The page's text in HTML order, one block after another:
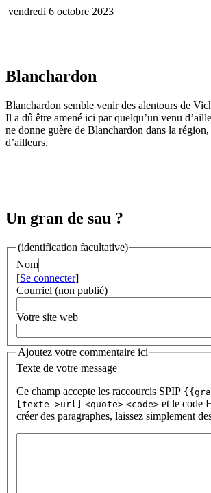
vendredi 6 octobre 2023
Blanchardon
Blanchardon semble venir des alentours de
Il a dû être amené ici par quelqu’un venu
ne donne guère de Blanchardon dans la
d’ailleurs.
Un gran de sau ?
(identification facultative)
Nom
[Se connecter]
Courriel (non publié)
Votre site web
Ajoutez votre commentaire ici
Texte de votre message
Ce champ accepte les raccourcis SPIP
[texte->url]
<quote> <code> et le code
créer des paragraphes, laissez simplement